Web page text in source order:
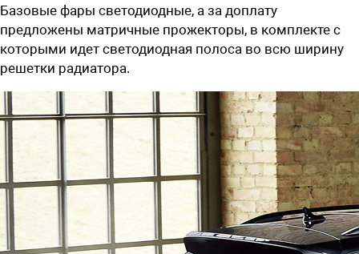
Базовые фары светодиодные, а за доплату
предложены матричные прожекторы, в комплекте с
которыми идет светодиодная полоса во всю ширину
решетки радиатора.